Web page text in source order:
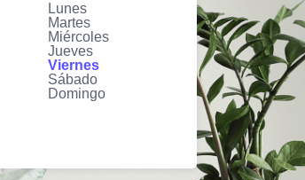
Lunes
Martes
Miércoles
Jueves
Viernes
Sábado
Domingo